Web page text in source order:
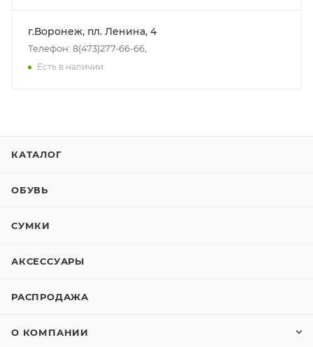
г.Воронеж, пл. Ленина, 4
Телефон: 8(473)277-66-66,
Есть в наличии
КАТАЛОГ
ОБУВЬ
СУМКИ
АКСЕССУАРЫ
РАСПРОДАЖА
О КОМПАНИИ